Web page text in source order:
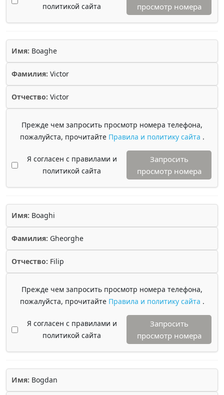
политикой сайта
просмотр номера
Имя: Boaghe
Фамилия: Victor
Отчество: Victor
Прежде чем запросить просмотр номера телефона,
пожалуйста, прочитайте Правила и политику сайта .
Я согласен с правилами и
политикой сайта
Запросить
просмотр номера
Имя: Boaghi
Фамилия: Gheorghe
Отчество: Filip
Прежде чем запросить просмотр номера телефона,
пожалуйста, прочитайте Правила и политику сайта .
Я согласен с правилами и
политикой сайта
Запросить
просмотр номера
Имя: Bogdan